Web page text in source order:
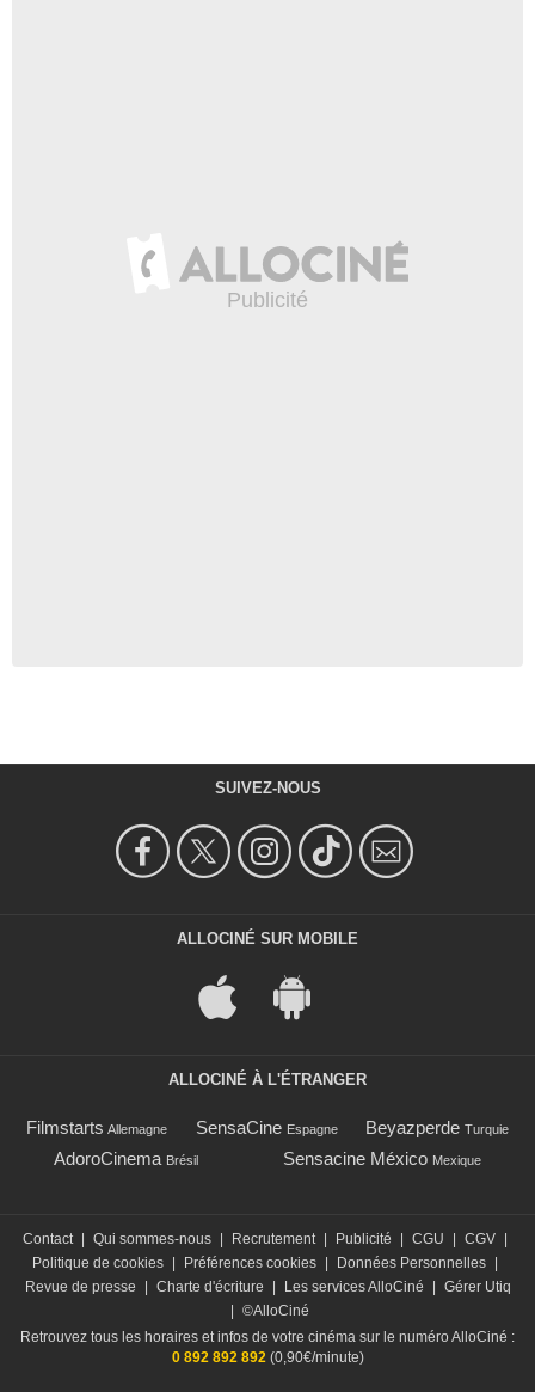
SUIVEZ-NOUS
ALLOCINÉ SUR MOBILE
ALLOCINÉ À L'ÉTRANGER
Filmstarts Allemagne SensaCine Espagne Beyazperde Turquie
AdoroCinema Brésil Sensacine México Mexique
Contact | Qui sommes-nous | Recrutement | Publicité | CGU | CGV |
Politique de cookies | Préférences cookies | Données Personnelles |
Revue de presse
| Charte d'écriture | Les services AlloCiné | Gérer Utiq
| ©AlloCiné
Retrouvez tous les horaires et infos de votre cinéma sur le numéro AlloCiné :
0 892 892 892 (0,90€/minute)